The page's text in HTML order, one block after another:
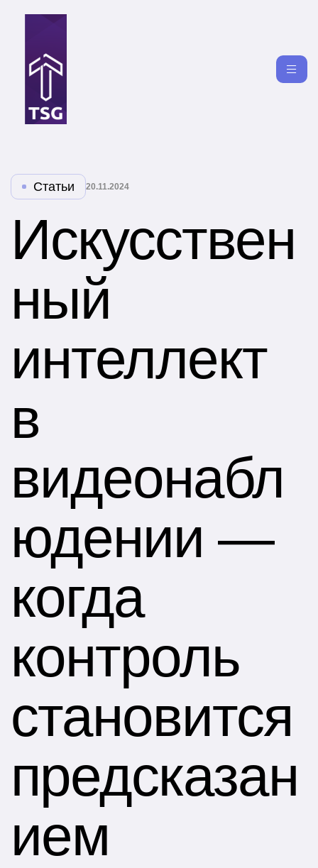
Статьи 20.11.2024
Искусствен
ный
интеллект
в
видеонабл
юдении —
когда
контроль
становится
предсказан
ием